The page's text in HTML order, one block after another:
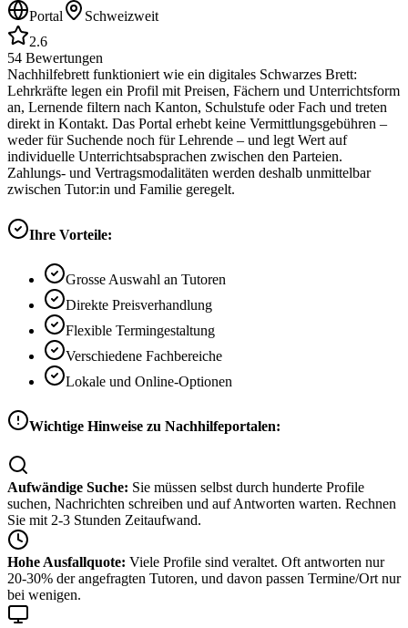
Portal
Schweizweit
2.6
54 Bewertungen
Nachhilfebrett funktioniert wie ein digitales Schwarzes Brett:
Lehrkräfte legen ein Profil mit Preisen, Fächern und Unterrichtsform
an, Lernende filtern nach Kanton, Schulstufe oder Fach und treten
direkt in Kontakt. Das Portal erhebt keine Vermittlungsgebühren –
weder für Suchende noch für Lehrende – und legt Wert auf
individuelle Unterrichtsabsprachen zwischen den Parteien.
Zahlungs- und Vertragsmodalitäten werden deshalb unmittelbar
zwischen Tutor:in und Familie geregelt.
Ihre Vorteile:
Grosse Auswahl an Tutoren
Direkte Preisverhandlung
Flexible Termingestaltung
Verschiedene Fachbereiche
Lokale und Online-Optionen
Wichtige Hinweise zu Nachhilfeportalen:
Aufwändige Suche: Sie müssen selbst durch hunderte Profile
suchen, Nachrichten schreiben und auf Antworten warten. Rechnen
Sie mit 2-3 Stunden Zeitaufwand.
Hohe Ausfallquote: Viele Profile sind veraltet. Oft antworten nur
20-30% der angefragten Tutoren, und davon passen Termine/Ort nur
bei wenigen.